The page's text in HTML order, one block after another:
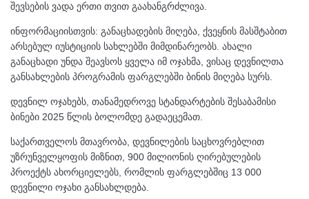
შევსების ვადა ერთი თვით გაახანგრძლივა.
ინფორმაციისთვის: განაცხადების მიღება, ქვეყნის მასშტაბით
არსებულ იუსტიციის სახლებში მიმდინარეობს. ახალი
განაცხადი უნდა შეავსოს ყველა იმ ოჯახმა, ვისაც დევნილთა
განსახლების პროგრამის ფარგლებში ბინის მიღება სურს.
დევნილ ოჯახებს, თანამედროვე სტანდარტების შესაბამისი
ბინები 2025 წლის ბოლომდე გადაეცემათ.
საქართველოს მთავრობა, დევნილების საცხოვრებლით
უზრუნველყოფის მიზნით, 900 მილიონის ღირებულების
პროექტს ახორციელებს, რომლის ფარგლებშიც 13 000
დევნილი ოჯახი განსახლდება.